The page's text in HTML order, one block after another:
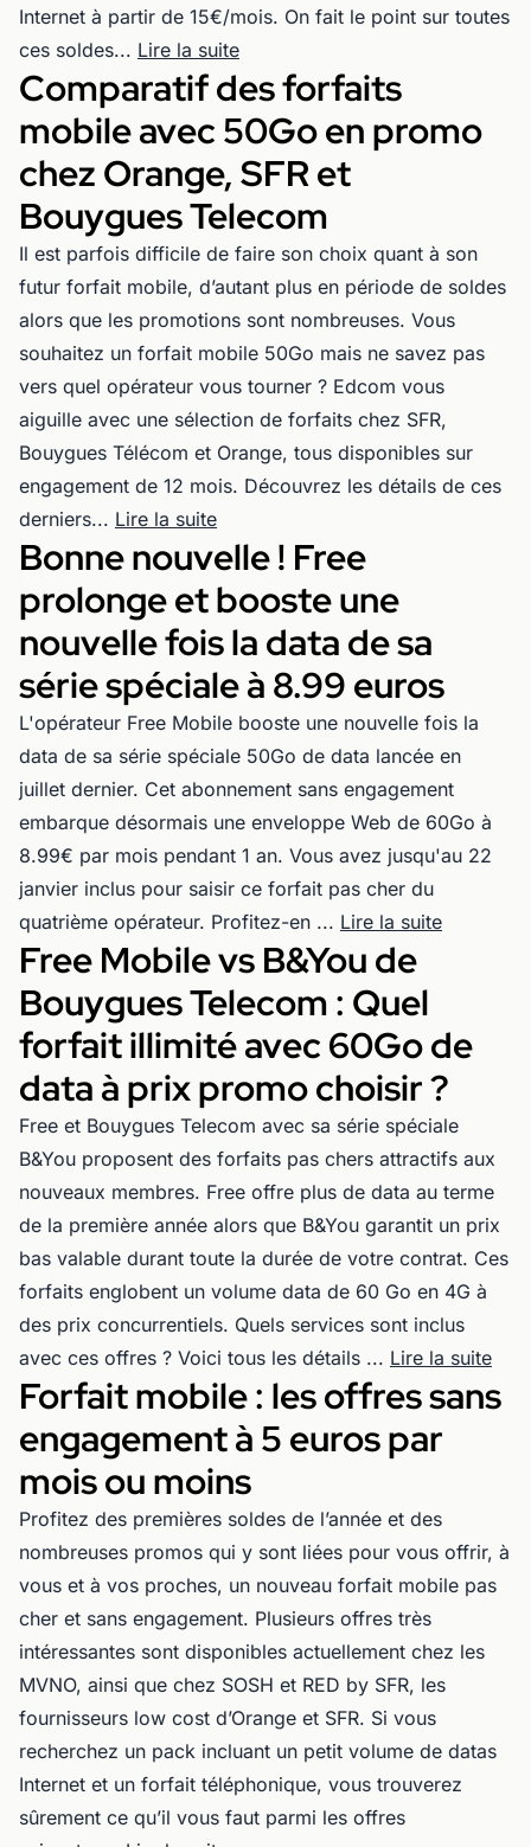
Internet à partir de 15€/mois. On fait le point sur toutes
ces soldes... Lire la suite
Comparatif des forfaits
mobile avec 50Go en promo
chez Orange, SFR et
Bouygues Telecom
Il est parfois difficile de faire son choix quant à son
futur forfait mobile, d’autant plus en période de soldes
alors que les promotions sont nombreuses. Vous
souhaitez un forfait mobile 50Go mais ne savez pas
vers quel opérateur vous tourner ? Edcom vous
aiguille avec une sélection de forfaits chez SFR,
Bouygues Télécom et Orange, tous disponibles sur
engagement de 12 mois. Découvrez les détails de ces
derniers... Lire la suite
Bonne nouvelle ! Free
prolonge et booste une
nouvelle fois la data de sa
série spéciale à 8.99 euros
L'opérateur Free Mobile booste une nouvelle fois la
data de sa série spéciale 50Go de data lancée en
juillet dernier. Cet abonnement sans engagement
embarque désormais une enveloppe Web de 60Go à
8.99€ par mois pendant 1 an. Vous avez jusqu'au 22
janvier inclus pour saisir ce forfait pas cher du
quatrième opérateur. Profitez-en ... Lire la suite
Free Mobile vs B&You de
Bouygues Telecom : Quel
forfait illimité avec 60Go de
data à prix promo choisir ?
Free et Bouygues Telecom avec sa série spéciale
B&You proposent des forfaits pas chers attractifs aux
nouveaux membres. Free offre plus de data au terme
de la première année alors que B&You garantit un prix
bas valable durant toute la durée de votre contrat. Ces
forfaits englobent un volume data de 60 Go en 4G à
des prix concurrentiels. Quels services sont inclus
avec ces offres ? Voici tous les détails ... Lire la suite
Forfait mobile : les offres sans
engagement à 5 euros par
mois ou moins
Profitez des premières soldes de l’année et des
nombreuses promos qui y sont liées pour vous offrir, à
vous et à vos proches, un nouveau forfait mobile pas
cher et sans engagement. Plusieurs offres très
intéressantes sont disponibles actuellement chez les
MVNO, ainsi que chez SOSH et RED by SFR, les
fournisseurs low cost d’Orange et SFR. Si vous
recherchez un pack incluant un petit volume de datas
Internet et un forfait téléphonique, vous trouverez
sûrement ce qu’il vous faut parmi les offres